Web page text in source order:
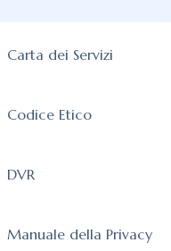
Carta dei Servizi
Codice Etico
DVR
Manuale della Privacy